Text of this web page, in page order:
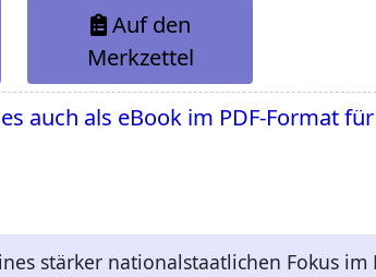
Auf den
Merkzettel
auch als eBook im PDF-Format für
stärker nationalstaatlichen Fokus im